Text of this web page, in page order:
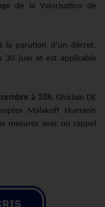
de la Valorisation de
la parution d’un décret.
30 juin et est applicable
à 10h, Ghislain DE
Malakoff Humanis
mesures avec un rappel